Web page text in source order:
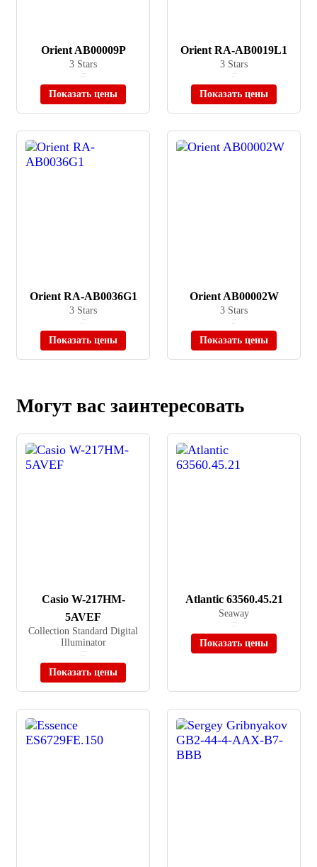
Orient AB00009P
3 Stars
Показать цены
Orient RA-AB0019L1
3 Stars
Показать цены
Orient RA-AB0036G1
3 Stars
Показать цены
Orient AB00002W
3 Stars
Показать цены
Могут вас заинтересовать
Casio W-217HM-
5AVEF
Collection Standard Digital
Illuminator
Показать цены
Atlantic 63560.45.21
Seaway
Показать цены